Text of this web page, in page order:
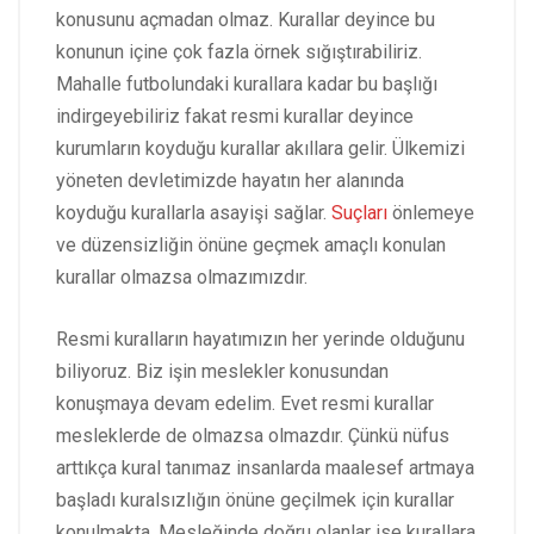
konusunu açmadan olmaz. Kurallar deyince bu
konunun içine çok fazla örnek sığıştırabiliriz.
Mahalle futbolundaki kurallara kadar bu başlığı
indirgeyebiliriz fakat resmi kurallar deyince
kurumların koyduğu kurallar akıllara gelir. Ülkemizi
yöneten devletimizde hayatın her alanında
koyduğu kurallarla asayişi sağlar. Suçları önlemeye
ve düzensizliğin önüne geçmek amaçlı konulan
kurallar olmazsa olmazımızdır.
Resmi kuralların hayatımızın her yerinde olduğunu
biliyoruz. Biz işin meslekler konusundan
konuşmaya devam edelim. Evet resmi kurallar
mesleklerde de olmazsa olmazdır. Çünkü nüfus
arttıkça kural tanımaz insanlarda maalesef artmaya
başladı kuralsızlığın önüne geçilmek için kurallar